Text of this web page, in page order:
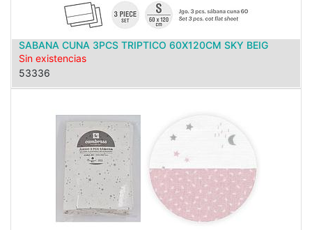
SABANA CUNA 3PCS TRIPTICO 60X120CM SKY BEIG
Sin existencias
53336